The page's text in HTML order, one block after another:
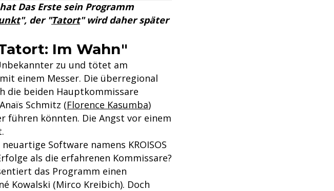
Das Erste sein Programm
", der "Tatort" wird daher später
Im Wahn"
zu und tötet am
einem Messer. Die überregional
die beiden Hauptkommissare
Schmitz (Florence Kasumba)
führen könnten. Die Angst vor einem
Software namens KROISOS
als die erfahrenen Kommissare?
das Programm einen
Kowalski (Mirco Kreibich). Doch